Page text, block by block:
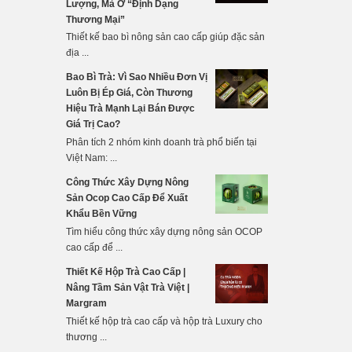
Lượng, Mà Ở “Định Dạng
Thương Mại”
Thiết kế bao bì nông sản cao cấp giúp đặc sản
địa ...
Bao Bì Trà: Vì Sao Nhiều Đơn Vị
Luôn Bị Ép Giá, Còn Thương
Hiệu Trà Mạnh Lại Bán Được
Giá Trị Cao?
Phân tích 2 nhóm kinh doanh trà phổ biến tại
Việt Nam: ...
Công Thức Xây Dựng Nông
Sản Ocop Cao Cấp Để Xuất
Khẩu Bền Vững
Tìm hiểu công thức xây dựng nông sản OCOP
cao cấp để ...
Thiết Kế Hộp Trà Cao Cấp |
Nâng Tầm Sản Vật Trà Việt |
Margram
Thiết kế hộp trà cao cấp và hộp trà Luxury cho
thương ...